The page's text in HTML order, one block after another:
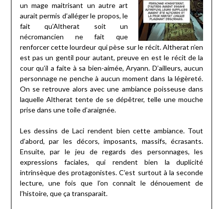
un mage maitrisant un autre art
aurait permis d’alléger le propos, le
fait qu’Altherat soit un
nécromancien ne fait que
renforcer cette lourdeur qui pèse sur le récit. Altherat n’en
est pas un gentil pour autant, preuve en est le récit de la
cour qu’il a faite à sa bien-aimée, Aryann. D’ailleurs, aucun
personnage ne penche à aucun moment dans la légèreté.
On se retrouve alors avec une ambiance poisseuse dans
laquelle Altherat tente de se dépêtrer, telle une mouche
prise dans une toile d’araignée.
Les dessins de Laci rendent bien cette ambiance. Tout
d’abord, par les décors, imposants, massifs, écrasants.
Ensuite, par le jeu de regards des personnages, les
expressions faciales, qui rendent bien la duplicité
intrinsèque des protagonistes. C’est surtout à la seconde
lecture, une fois que l’on connaît le dénouement de
l’histoire, que ça transparait.